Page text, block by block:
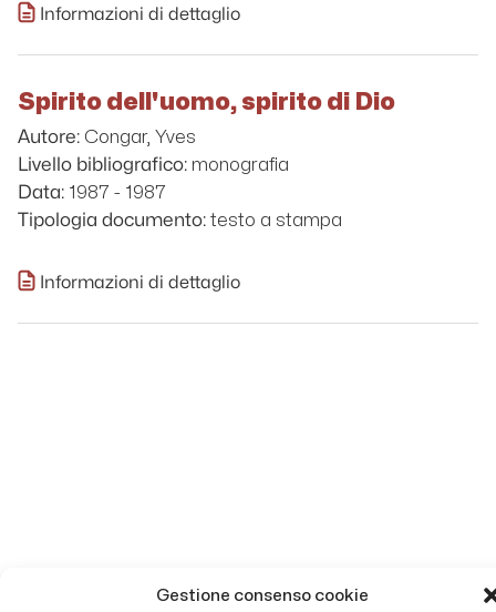
Gestione consenso cookie
Informazioni di dettaglio
Spirito dell'uomo, spirito di Dio
Autore: Congar, Yves
Livello bibliografico: monografia
Data: 1987 - 1987
Tipologia documento: testo a stampa
Informazioni di dettaglio